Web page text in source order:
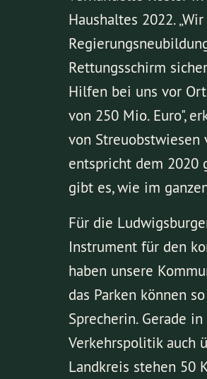
Haushaltes 2022.
Rettungsschirm
Hilfen bei uns vor
von 250 Mio. Euro",
von Streuobstwiesen
entspricht dem 2020
gibt es, wie im
Für die
Instrument für den
haben unsere
das Parken können
Sprecherin. Gerade
Verkehrspolitik auch
Landkreis stehen 50